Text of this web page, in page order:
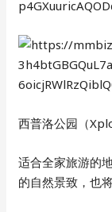
西普洛公园（
适合全家旅游的
的自然景致，也